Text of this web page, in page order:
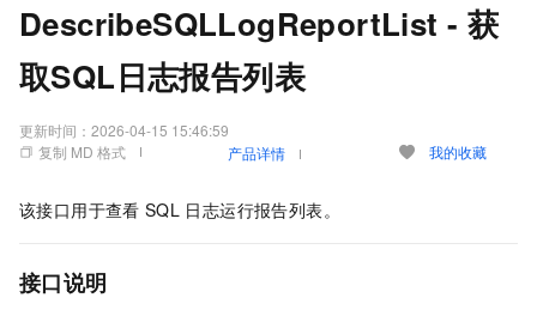
DescribeSQLLogReportList - 获
取SQL日志报告列表
更新时间： 2026-04-15 15:46:59
复制 MD 格式
产品详情 我的收藏
该接口用于查看 SQL 日志运行报告列表。
接口说明